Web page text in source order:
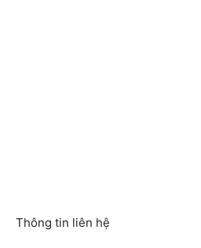
Thông tin liên hệ